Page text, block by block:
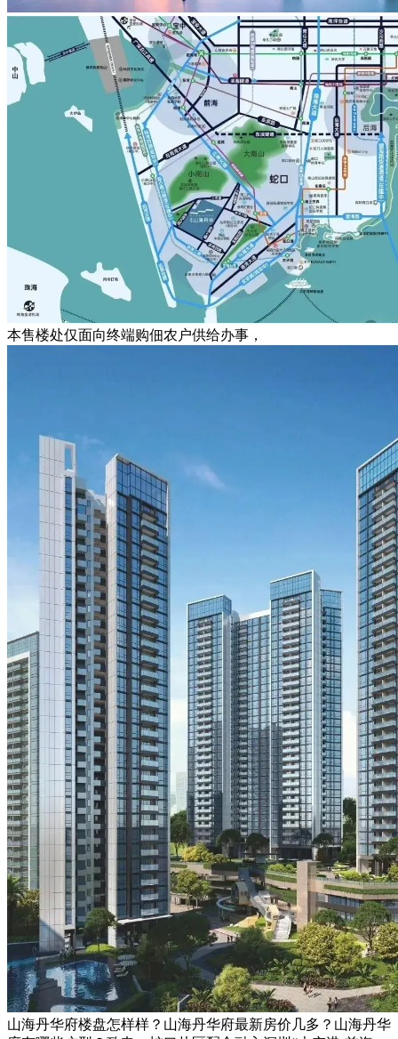
本售楼处仅面向终端购佃农户供给办事，
山海丹华府楼盘怎样样？山海丹华府最新房价几多？山海丹华